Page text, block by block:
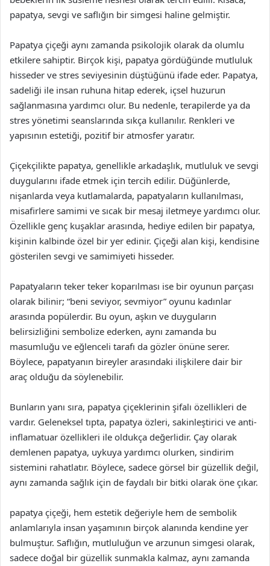
papatya, sevgi ve saflığın bir simgesi haline gelmiştir.
Papatya çiçeği aynı zamanda psikolojik olarak da olumlu
etkilere sahiptir. Birçok kişi, papatya gördüğünde mutluluk
hisseder ve stres seviyesinin düştüğünü ifade eder. Papatya,
sadeliği ile insan ruhuna hitap ederek, içsel huzurun
sağlanmasına yardımcı olur. Bu nedenle, terapilerde ya da
stres yönetimi seanslarında sıkça kullanılır. Renkleri ve
yapısının estetiği, pozitif bir atmosfer yaratır.
Çiçekçilikte papatya, genellikle arkadaşlık, mutluluk ve sevgi
duygularını ifade etmek için tercih edilir. Düğünlerde,
nişanlarda veya kutlamalarda, papatyaların kullanılması,
misafirlere samimi ve sıcak bir mesaj iletmeye yardımcı olur.
Özellikle genç kuşaklar arasında, hediye edilen bir papatya,
kişinin kalbinde özel bir yer edinir. Çiçeği alan kişi, kendisine
gösterilen sevgi ve samimiyeti hisseder.
Papatyaların teker teker koparılması ise bir oyunun parçası
olarak bilinir; “beni seviyor, sevmiyor” oyunu kadınlar
arasında popülerdir. Bu oyun, aşkın ve duyguların
belirsizliğini sembolize ederken, aynı zamanda bu
masumluğu ve eğlenceli tarafı da gözler önüne serer.
Böylece, papatyanın bireyler arasındaki ilişkilere dair bir
araç olduğu da söylenebilir.
Bunların yanı sıra, papatya çiçeklerinin şifalı özellikleri de
vardır. Geleneksel tıpta, papatya özleri, sakinleştirici ve anti-
inflamatuar özellikleri ile oldukça değerlidir. Çay olarak
demlenen papatya, uykuya yardımcı olurken, sindirim
sistemini rahatlatır. Böylece, sadece görsel bir güzellik değil,
aynı zamanda sağlık için de faydalı bir bitki olarak öne çıkar.
papatya çiçeği, hem estetik değeriyle hem de sembolik
anlamlarıyla insan yaşamının birçok alanında kendine yer
bulmuştur. Saflığın, mutluluğun ve arzunun simgesi olarak,
sadece doğal bir güzellik sunmakla kalmaz, aynı zamanda